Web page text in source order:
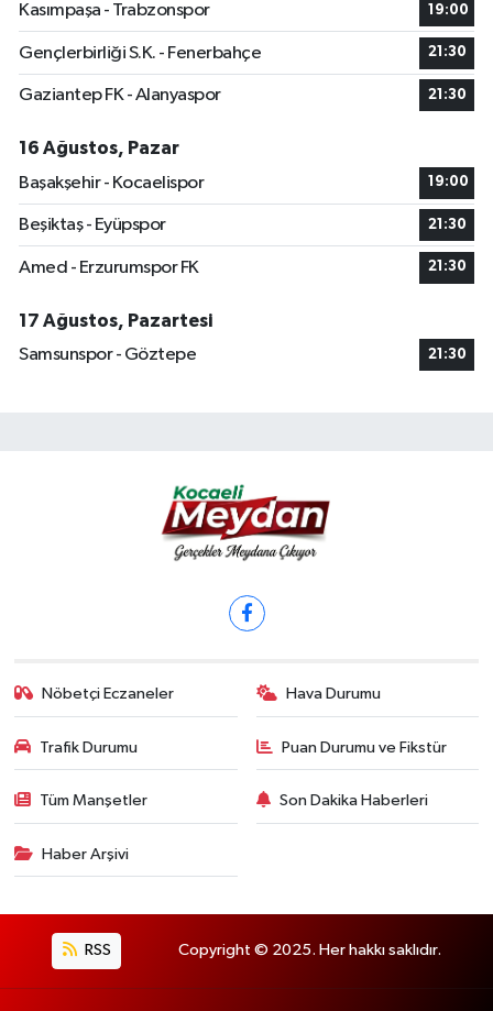
Kasımpaşa - Trabzonspor 19:00
Gençlerbirliği S.K. - Fenerbahçe 21:30
Gaziantep FK - Alanyaspor 21:30
16 Ağustos, Pazar
Başakşehir - Kocaelispor
19:00
Beşiktaş - Eyüpspor 21:30
Amed - Erzurumspor FK 21:30
17 Ağustos, Pazartesi
Samsunspor - Göztepe
21:30
Nöbetçi Eczaneler Hava Durumu
Trafik Durumu Puan Durumu ve Fikstür
Tüm Manşetler Son Dakika Haberleri
Haber Arşivi
RSS Copyright © 2025. Her hakkı saklıdır.